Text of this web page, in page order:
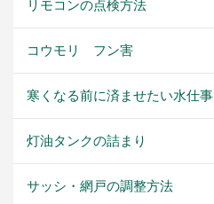
リモコンの点検方法
コウモリ フン害
寒くなる前に済ませたい水仕事
灯油タンクの詰まり
サッシ・網戸の調整方法